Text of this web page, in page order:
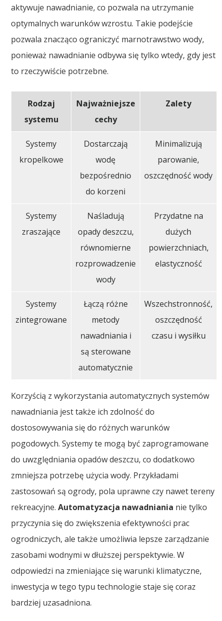
aktywuje nawadnianie, co pozwala na utrzymanie
optymalnych warunków wzrostu. Takie podejście
pozwala znacząco ograniczyć marnotrawstwo wody,
ponieważ nawadnianie odbywa się tylko wtedy, gdy jest
to rzeczywiście potrzebne.
Rodzaj
systemu
Najważniejsze
cechy
Zalety
Systemy
kropelkowe
Dostarczają
wodę
bezpośrednio
do korzeni
Minimalizują
parowanie,
oszczędność wody
Systemy
zraszające
Naśladują
opady deszczu,
równomierne
rozprowadzenie
wody
Przydatne na
dużych
powierzchniach,
elastyczność
Systemy
zintegrowane
Łączą różne
metody
nawadniania i
są sterowane
automatycznie
Wszechstronność,
oszczędność
czasu i wysiłku
Korzyścią z wykorzystania automatycznych systemów
nawadniania jest także ich zdolność do
dostosowywania się do różnych warunków
pogodowych. Systemy te mogą być zaprogramowane
do uwzględniania opadów deszczu, co dodatkowo
zmniejsza potrzebę użycia wody. Przykładami
zastosowań są ogrody, pola uprawne czy nawet tereny
rekreacyjne.Automatyzacja nawadniania nie tylko
przyczynia się do zwiększenia efektywności prac
ogrodniczych, ale także umożliwia lepsze zarządzanie
zasobami wodnymi w dłuższej perspektywie. W
odpowiedzi na zmieniające się warunki klimatyczne,
inwestycja w tego typu technologie staje się coraz
bardziej uzasadniona.